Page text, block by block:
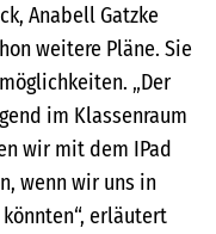
Anabell Gatzke
weitere Pläne. Sie
„Der
im Klassenraum
wir mit dem IPad
wenn wir uns in
erläutert